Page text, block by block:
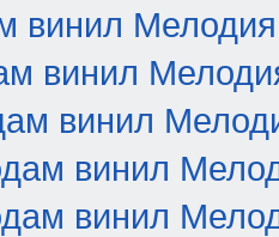
винил Мелодия
винил
винил
винил
винил